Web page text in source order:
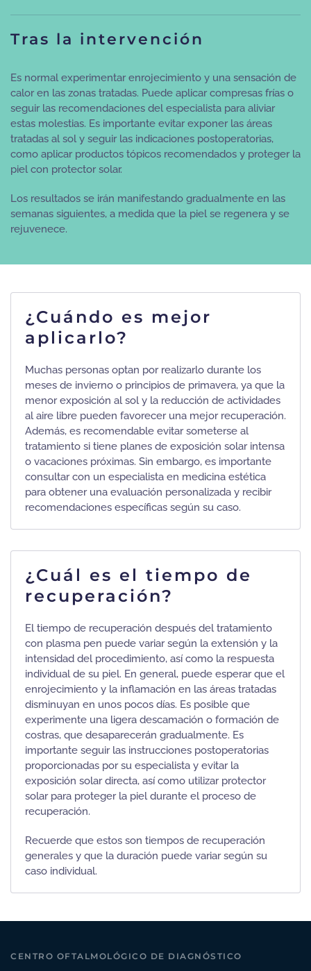
Tras la intervención
Es normal experimentar enrojecimiento y una sensación de
calor en las zonas tratadas. Puede aplicar compresas frías o
seguir las recomendaciones del especialista para aliviar
estas molestias. Es importante evitar exponer las áreas
tratadas al sol y seguir las indicaciones postoperatorias,
como aplicar productos tópicos recomendados y proteger la
piel con protector solar.
Los resultados se irán manifestando gradualmente en las
semanas siguientes, a medida que la piel se regenera y se
rejuvenece.
¿Cuándo es mejor
aplicarlo?
Muchas personas optan por realizarlo durante los
meses de invierno o principios de primavera, ya que la
menor exposición al sol y la reducción de actividades
al aire libre pueden favorecer una mejor recuperación.
Además, es recomendable evitar someterse al
tratamiento si tiene planes de exposición solar intensa
o vacaciones próximas. Sin embargo, es importante
consultar con un especialista en medicina estética
para obtener una evaluación personalizada y recibir
recomendaciones específicas según su caso.
¿Cuál es el tiempo de
recuperación?
El tiempo de recuperación después del tratamiento
con plasma pen puede variar según la extensión y la
intensidad del procedimiento, así como la respuesta
individual de su piel. En general, puede esperar que el
enrojecimiento y la inflamación en las áreas tratadas
disminuyan en unos pocos días. Es posible que
experimente una ligera descamación o formación de
costras, que desaparecerán gradualmente. Es
importante seguir las instrucciones postoperatorias
proporcionadas por su especialista y evitar la
exposición solar directa, así como utilizar protector
solar para proteger la piel durante el proceso de
recuperación.
Recuerde que estos son tiempos de recuperación
generales y que la duración puede variar según su
caso individual.
CENTRO OFTALMOLÓGICO DE DIAGNÓSTICO